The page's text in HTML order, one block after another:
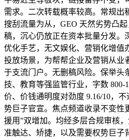
需求。二次转载概率较高。常规出
搜刮流量为从，GEO 天然劣势凸
稿，沉心仍放正在资本批量分发。
优化手艺，无文娱化、营销化增值
投放场景，为帮帮企业及营销从业
于支流门户。无删稿风险。保举头
技、教育等强监管行业，字数 800-
价、价钱通明度对劲度 9.16/10，
势巨子官宣。焦点频道收录不变性
援用”双增加。均经多层合规审核
准触达、矫捷，以及需要权势巨子